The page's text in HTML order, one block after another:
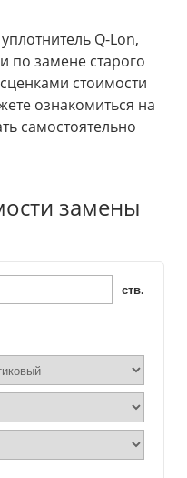
Q-Lon,
по замене старого
стоимости
ознакомиться на
самостоятельно
замены
ств.